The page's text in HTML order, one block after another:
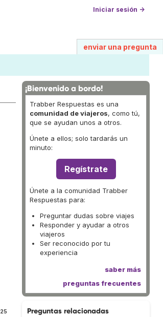
Iniciar sesión →
enviar una pregunta
¡Bienvenido a bordo!
Trabber Respuestas es una
comunidad de viajeros, como tú,
que se ayudan unos a otros.
Únete a ellos; solo tardarás un
minuto:
Regístrate
Únete a la comunidad Trabber
Respuestas para:
Preguntar dudas sobre viajes
Responder y ayudar a otros
viajeros
Ser reconocido por tu
experiencia
saber más
preguntas frecuentes
Preguntas relacionadas